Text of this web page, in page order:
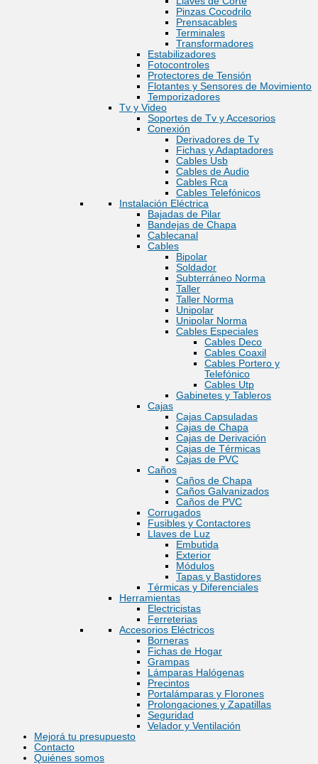
Pinzas Cocodrilo
Prensacables
Terminales
Transformadores
Estabilizadores
Fotocontroles
Protectores de Tensión
Flotantes y Sensores de Movimiento
Temporizadores
Tv y Video
Soportes de Tv y Accesorios
Conexión
Derivadores de Tv
Fichas y Adaptadores
Cables Usb
Cables de Audio
Cables Rca
Cables Telefónicos
Instalación Eléctrica
Bajadas de Pilar
Bandejas de Chapa
Cablecanal
Cables
Bipolar
Soldador
Subterráneo Norma
Taller
Taller Norma
Unipolar
Unipolar Norma
Cables Especiales
Cables Deco
Cables Coaxil
Cables Portero y
Telefónico
Cables Utp
Gabinetes y Tableros
Cajas
Cajas Capsuladas
Cajas de Chapa
Cajas de Derivación
Cajas de Térmicas
Cajas de PVC
Caños
Caños de Chapa
Caños Galvanizados
Caños de PVC
Corrugados
Fusibles y Contactores
Llaves de Luz
Embutida
Exterior
Módulos
Tapas y Bastidores
Térmicas y Diferenciales
Herramientas
Electricistas
Ferreterias
Accesorios Eléctricos
Borneras
Fichas de Hogar
Grampas
Lámparas Halógenas
Precintos
Portalámparas y Florones
Prolongaciones y Zapatillas
Seguridad
Velador y Ventilación
Mejorá tu presupuesto
Contacto
Quiénes somos